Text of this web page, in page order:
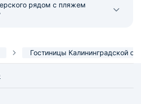
рядом с пляжем
Гостиницы Калининградской